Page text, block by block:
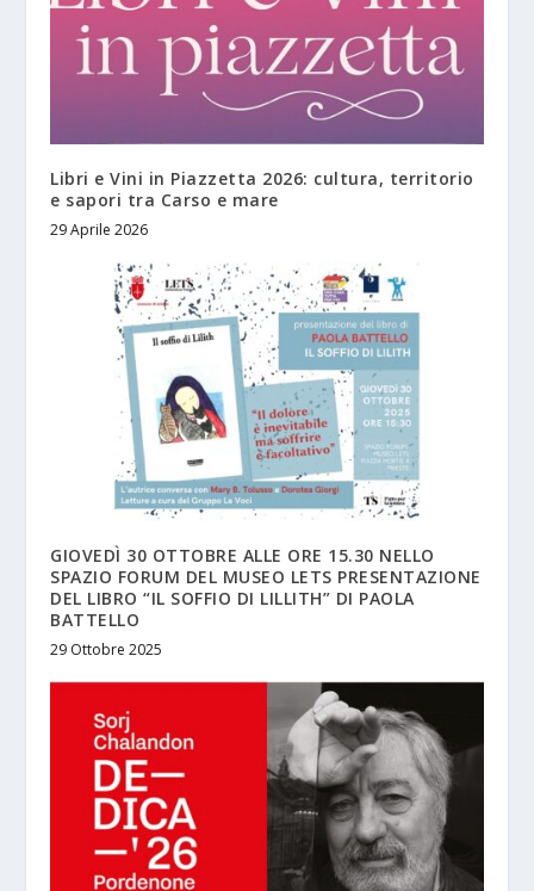
Libri e Vini in Piazzetta 2026: cultura, territorio
e sapori tra Carso e mare
29 Aprile 2026
GIOVEDÌ 30 OTTOBRE ALLE ORE 15.30 NELLO
SPAZIO FORUM DEL MUSEO LETS PRESENTAZIONE
DEL LIBRO “IL SOFFIO DI LILLITH” DI PAOLA
BATTELLO
29 Ottobre 2025